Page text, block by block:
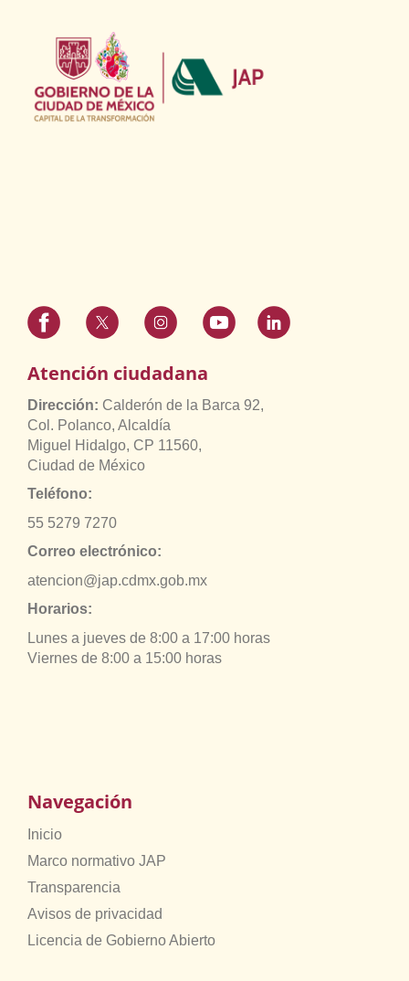
Atención ciudadana
Dirección: Calderón de la Barca 92,
Col. Polanco, Alcaldía
Miguel Hidalgo, CP 11560,
Ciudad de México
Teléfono:
55 5279 7270
Correo electrónico:
atencion@jap.cdmx.gob.mx
Horarios:
Lunes a jueves de 8:00 a 17:00 horas
Viernes de 8:00 a 15:00 horas
Navegación
Inicio
Marco normativo JAP
Transparencia
Avisos de privacidad
Licencia de Gobierno Abierto